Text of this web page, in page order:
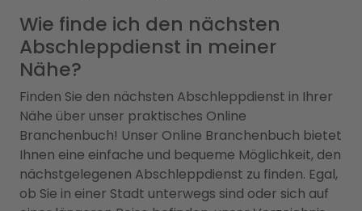
Wie finde ich den nächsten
Abschleppdienst in meiner
Nähe?
Finden Sie den nächsten Abschleppdienst in Ihrer
Nähe über unser praktisches Online
Branchenbuch! Unser Online Branchenbuch bietet
Ihnen eine einfache und bequeme Möglichkeit, den
nächstgelegenen Abschleppdienst zu finden. Egal,
ob Sie in einer Stadt unterwegs sind oder sich auf